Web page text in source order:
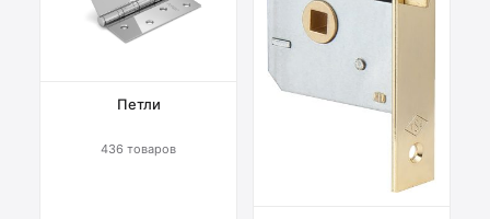
Петли
436 товаров